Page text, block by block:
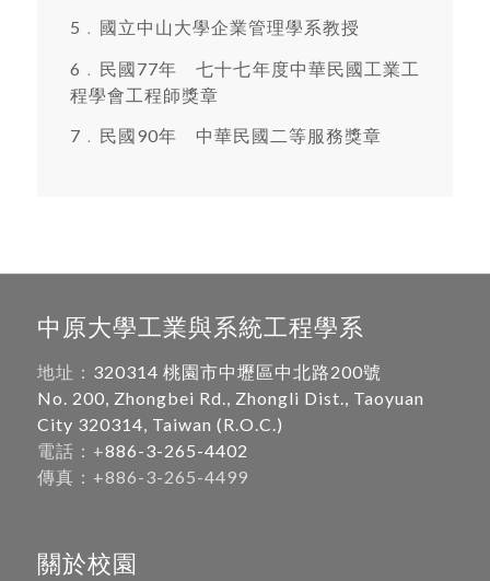
5﹒國立中山大學企業管理學系教授
6﹒民國77年 七十七年度中華民國工業工
程學會工程師獎章
7﹒民國90年 中華民國二等服務獎章
中原大學工業與系統工程學系
地址： 320314 桃園市中壢區中北路200號
No. 200, Zhongbei Rd., Zhongli Dist., Taoyuan
City 320314, Taiwan (R.O.C.)
電話：+886-3-265-4402
傳真：+886-3-265-4499
關於校園